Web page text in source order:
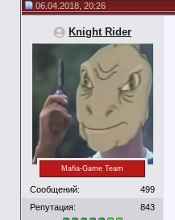
06.04.2018, 20:26
Knight Rider
Mafia-Game Team
Сообщений:
499
Репутация:
843